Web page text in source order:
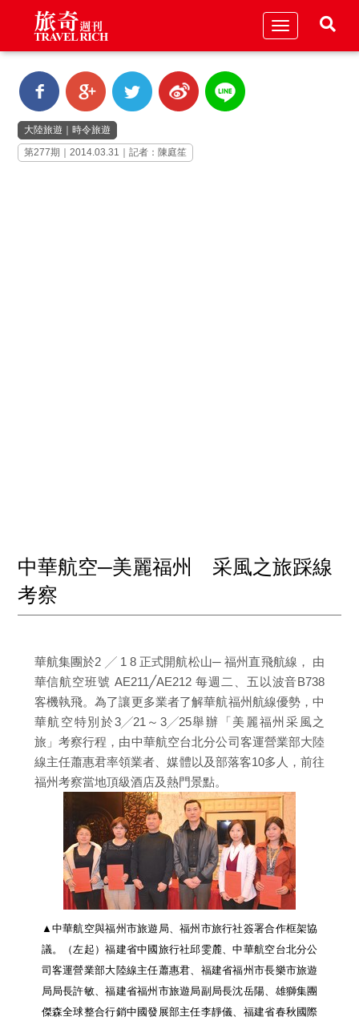
Toggle
大陸旅遊
時令旅遊
第277期｜2014.03.31｜記者：陳庭笙
中華航空─美麗福州 采風之旅踩線
考察
華航集團於2 ╱ 1 8 正式開航松山─ 福州直飛航線， 由
華信航空班號 AE211╱AE212 每週二、五以波音B738
客機執飛。為了讓更多業者了解華航福州航線優勢，中
華航空特別於3╱21～3╱25舉辦「美麗福州采風之
旅」考察行程，由中華航空台北分公司客運營業部大陸
線主任蕭惠君率領業者、媒體以及部落客10多人，前往
福州考察當地頂級酒店及熱門景點。
▲中華航空與福州市旅遊局、福州市旅行社簽署合作框架協
議。（左起）福建省中國旅行社邱雯麓、中華航空台北分公
司客運營業部大陸線主任蕭惠君、福建省福州市長樂市旅遊
局局長許敏、福建省福州市旅遊局副局長沈岳陽、雄獅集團
傑森全球整合行銷中國發展部主任李靜儀、福建省春秋國際